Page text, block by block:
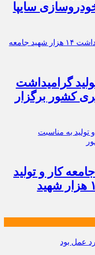
گروه خودروسازی سایپا
گرامیداشت
کشور برگزار
کار و تولید
به مناسبت گرامیداشت ۱۴ هزار شهید